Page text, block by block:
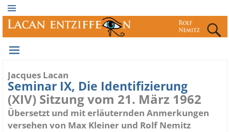
Jacques Lacan
Seminar IX, Die Identifizierung
(XIV) Sitzung vom 21. März 1962
Übersetzt und mit erläuternden Anmerkungen
versehen von Max Kleiner und Rolf Nemitz